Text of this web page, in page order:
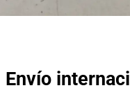
Envío